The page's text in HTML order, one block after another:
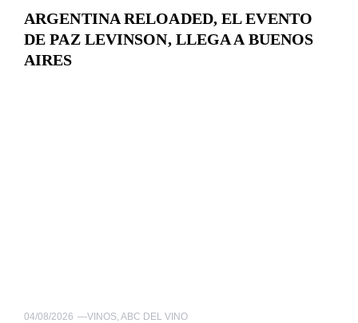
ARGENTINA RELOADED, EL EVENTO
DE PAZ LEVINSON, LLEGA A BUENOS
AIRES
04/08/2026 —VINOS ABC DEL VINO